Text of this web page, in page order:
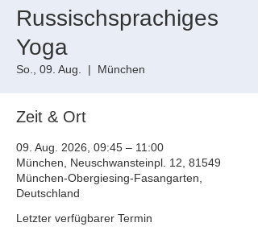
Russischsprachiges
Yoga
So., 09. Aug.
  |
München
Zeit & Ort
09. Aug. 2026, 09:45 – 11:00
München, Neuschwansteinpl. 12, 81549
München-Obergiesing-Fasangarten,
Deutschland
Letzter verfügbarer Termin